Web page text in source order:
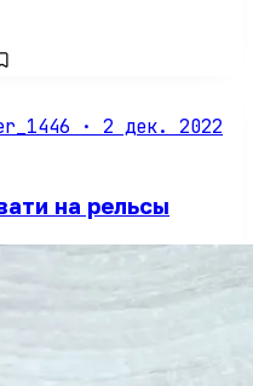
· 2 дек. 2022
на рельсы